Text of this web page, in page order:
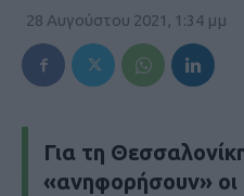
28 Αυγούστου 2021, 1:34 μμ
Για τη
«ανηφορήσουν» οι